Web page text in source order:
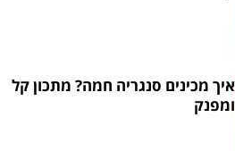
איך מכינים סנגריה חמה? מתכון קל
ומפנק